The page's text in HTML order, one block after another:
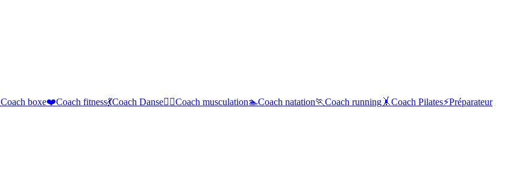
Coach boxe❤️Coach fitness💃Coach Danse🏋️‍♂️Coach musculation🏊Coach natation🏃Coach running 🤸Coach Pilates⚡Préparateur